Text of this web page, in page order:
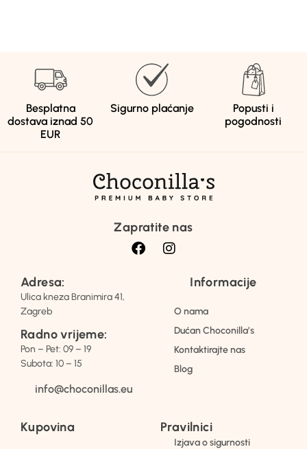
Besplatna
dostava iznad 50
EUR
Sigurno plaćanje
Popusti i
pogodnosti
Zapratite nas
Adresa:
Ulica kneza Branimira 41,
Zagreb
Radno vrijeme:
Pon – Pet: 09 – 19
Subota: 10 – 15
info@choconillas.eu
Informacije
O nama
Dućan Choconilla’s
Kontaktirajte nas
Blog
Kupovina Pravilnici
Izjava o sigurnosti